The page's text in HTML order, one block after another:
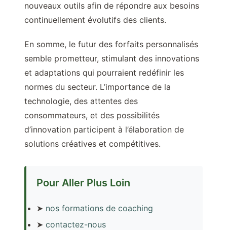
nouveaux outils afin de répondre aux besoins
continuellement évolutifs des clients.
En somme, le futur des forfaits personnalisés
semble prometteur, stimulant des innovations
et adaptations qui pourraient redéfinir les
normes du secteur. L’importance de la
technologie, des attentes des
consommateurs, et des possibilités
d’innovation participent à l’élaboration de
solutions créatives et compétitives.
Pour Aller Plus Loin
➤ nos formations de coaching
➤ contactez-nous